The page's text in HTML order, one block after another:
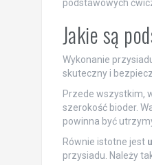
podstawowych
Jakie są
Wykonanie
skuteczny i
Przede wszystkim,
szerokość bioder.
powinna być
Równie istotne jest
przysiadu. Należy